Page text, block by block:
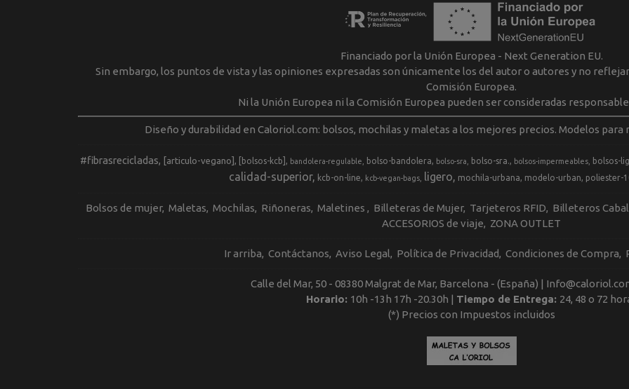
Financiado por la Unión Europea - Next Generation EU.
Sin embargo, los puntos de vista y las opiniones expresadas son únicamente los del autor o autores y no
Comisión Europea.
Ni la Unión Europea ni la Comisión Europea pueden ser consideradas
Diseño y durabilidad en Caloriol.com: bolsos, mochilas y maletas a los mejores precios. Modelos para
#fibrasrecicladas [articulo-vegano] [bolsos-kcb] bandolera-regulable bolso-bandolera bolso-sra bolso-sra. bolsos-impermeables bolsos-
calidad-superior
kcb-on-line kcb-vegan-bags ligero mochila-urbana modelo-urban poliester-
Bolsos de mujer Maletas Mochilas Riñoneras Maletines Billeteras de Mujer Tarjeteros RFID Billeteros
ACCESORIOS de viaje ZONA OUTLET
Ir arriba Contáctanos Aviso Legal Política de Privacidad Condiciones de Compra
Calle del Mar, 50 - 08380 Malgrat de Mar, Barcelona - (España) |
Horario: 10h -13h 17h -20.30h | Tiempo de Entrega: 24, 48 o 72
(*) Precios con Impuestos incluidos